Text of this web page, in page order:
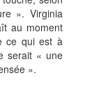
». Virginia
au moment
ce qui est à
serait « une
».